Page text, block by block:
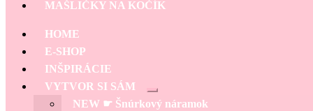
MAŠLIČKY NA KOČÍK
HOME
E-SHOP
INŠPIRÁCIE
VYTVOR SI SÁM
Rozbaliť
podradené
NEW ☛ Šnúrkový náramok